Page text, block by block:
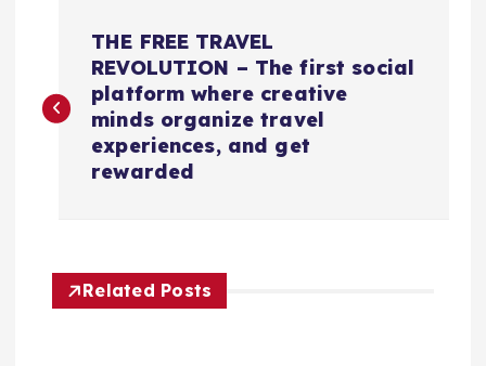
v
a
THE FREE TRAVEL
REVOLUTION – The first social
platform where creative
minds organize travel
experiences, and get
rewarded
Related Posts